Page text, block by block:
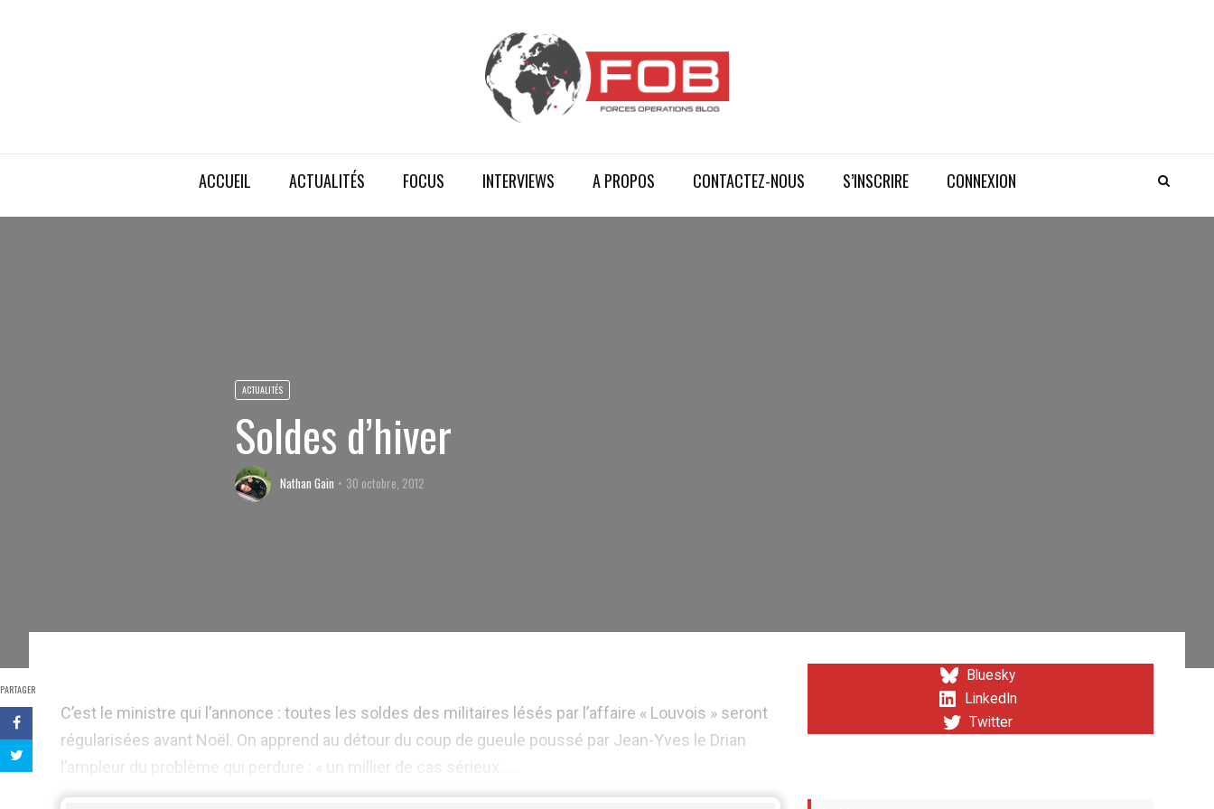
ACCUEIL ACTUALITÉS FOCUS INTERVIEWS A PROPOS CONTACTEZ-NOUS S’INSCRIRE CONNEXION
ACTUALITÉS
Soldes d’hiver
Nathan Gain 30 octobre, 2012
PARTAGER
C’est le ministre qui l’annonce : toutes les soldes des militaires lésés par l’affaire « Louvois » seront
régularisées avant Noël. On apprend au détour du coup de gueule poussé par Jean-Yves le Drian
l’ampleur du problème qui perdure : « un millier de cas sérieux. . .
Bluesky
LinkedIn
Twitter